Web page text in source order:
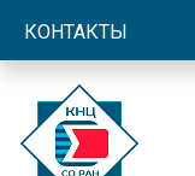
КОНТАКТЫ